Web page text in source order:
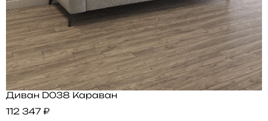
Диван D038 Караван
112 347 ₽